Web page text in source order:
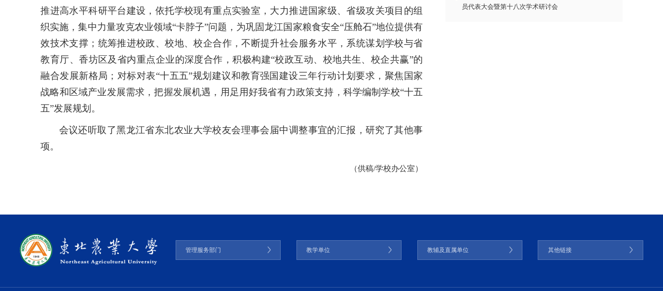
推进高水平科研平台建设，依托学校现有重点实验室，大力推进国家级、省级攻关项目的组
织实施，集中力量攻克农业领域“卡脖子”问题，为巩固龙江国家粮食安全“压舱石”地位提供有
效技术支撑；统筹推进校政、校地、校企合作，不断提升社会服务水平，系统谋划学校与省
教育厅、香坊区及省内重点企业的深度合作，积极构建“校政互动、校地共生、校企共赢”的
融合发展新格局；对标对表“十五五”规划建议和教育强国建设三年行动计划要求，聚焦国家
战略和区域产业发展需求，把握发展机遇，用足用好我省有力政策支持，科学编制学校“十五
五”发展规划。
会议还听取了黑龙江省东北农业大学校友会理事会届中调整事宜的汇报，研究了其他事
项。
（供稿/学校办公室）
员代表大会暨第十八次学术研讨会
管理服务部门 教学单位 教辅及直属单位 其他链接